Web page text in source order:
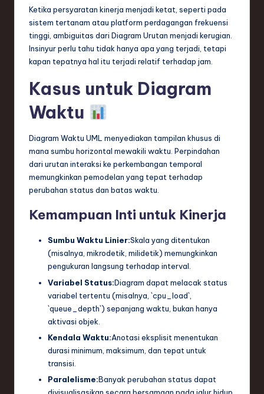
Ketika persyaratan kinerja menjadi ketat, seperti pada
sistem tertanam atau platform perdagangan frekuensi
tinggi, ambiguitas dari Diagram Urutan menjadi kerugian.
Insinyur perlu tahu tidak hanya apa yang terjadi, tetapi
kapan tepatnya hal itu terjadi relatif terhadap jam.
Kasus untuk Diagram
Waktu
Diagram Waktu UML menyediakan tampilan khusus di
mana sumbu horizontal mewakili waktu. Perpindahan
dari urutan interaksi ke perkembangan temporal
memungkinkan pemodelan yang tepat terhadap
perubahan status dan batas waktu.
Kemampuan Inti untuk Kinerja
Sumbu Waktu Linier:Skala yang ditentukan
(misalnya, mikrodetik, milidetik) memungkinkan
pengukuran langsung terhadap interval.
Variabel Status:Diagram dapat melacak status
variabel tertentu (misalnya, `cpu_load`,
`queue_depth`) sepanjang waktu, bukan hanya
aktivasi objek.
Kendala Waktu:Anotasi eksplisit menentukan
durasi minimum, maksimum, dan tepat untuk
transisi.
Paralelisme:Banyak perubahan status dapat
divisualisasikan secara bersamaan pada jalur hidup